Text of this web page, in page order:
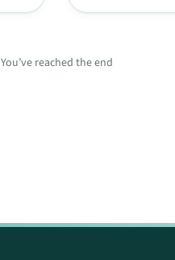
You’ve reached the end